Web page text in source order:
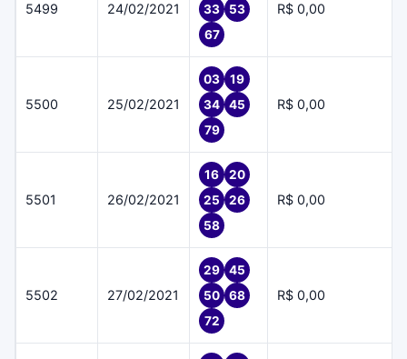
5499 24/02/2021
33
53
67
R$ 0,00
5500 25/02/2021
03
19
34
45
79
R$ 0,00
5501 26/02/2021
16
20
25
26
58
R$ 0,00
5502 27/02/2021
29
45
50
68
72
R$ 0,00